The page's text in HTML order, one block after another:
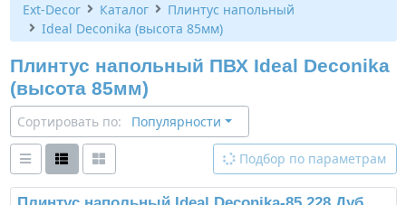
Ext-Decor Каталог
Плинтус напольный
Ideal Deconika (высота 85мм)
Плинтус напольный ПВХ Ideal Deconika
(высота 85мм)
Сортировать по: Популярности
Подбор по параметрам